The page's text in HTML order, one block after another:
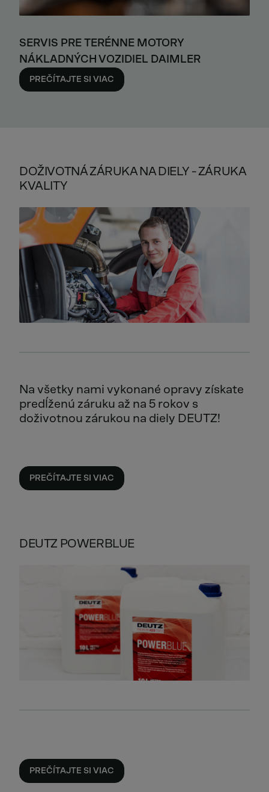
SERVIS PRE TERÉNNE MOTORY
NÁKLADNÝCH VOZIDIEL DAIMLER
PREČÍTAJTE SI VIAC
DOŽIVOTNÁ ZÁRUKA NA DIELY - ZÁRUKA
KVALITY
Na všetky nami vykonané opravy získate
predĺženú záruku až na 5 rokov s
doživotnou zárukou na diely DEUTZ!
PREČÍTAJTE SI VIAC
DEUTZ POWERBLUE
PREČÍTAJTE SI VIAC